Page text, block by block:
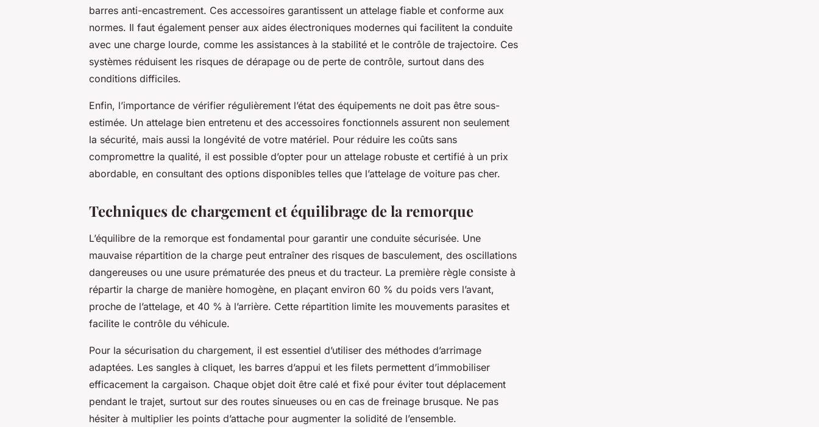
barres anti-encastrement. Ces accessoires garantissent un attelage fiable et conforme aux
normes. Il faut également penser aux aides électroniques modernes qui facilitent la conduite
avec une charge lourde, comme les assistances à la stabilité et le contrôle de trajectoire. Ces
systèmes réduisent les risques de dérapage ou de perte de contrôle, surtout dans des
conditions difficiles.
Enfin, l’importance de vérifier régulièrement l’état des équipements ne doit pas être sous-
estimée. Un attelage bien entretenu et des accessoires fonctionnels assurent non seulement
la sécurité, mais aussi la longévité de votre matériel. Pour réduire les coûts sans
compromettre la qualité, il est possible d’opter pour un attelage robuste et certifié à un prix
abordable, en consultant des options disponibles telles que l’attelage de voiture pas cher.
Techniques de chargement et équilibrage de la remorque
L’équilibre de la remorque est fondamental pour garantir une conduite sécurisée. Une
mauvaise répartition de la charge peut entraîner des risques de basculement, des oscillations
dangereuses ou une usure prématurée des pneus et du tracteur. La première règle consiste à
répartir la charge de manière homogène, en plaçant environ 60 % du poids vers l’avant,
proche de l’attelage, et 40 % à l’arrière. Cette répartition limite les mouvements parasites et
facilite le contrôle du véhicule.
Pour la sécurisation du chargement, il est essentiel d’utiliser des méthodes d’arrimage
adaptées. Les sangles à cliquet, les barres d’appui et les filets permettent d’immobiliser
efficacement la cargaison. Chaque objet doit être calé et fixé pour éviter tout déplacement
pendant le trajet, surtout sur des routes sinueuses ou en cas de freinage brusque. Ne pas
hésiter à multiplier les points d’attache pour augmenter la solidité de l’ensemble.